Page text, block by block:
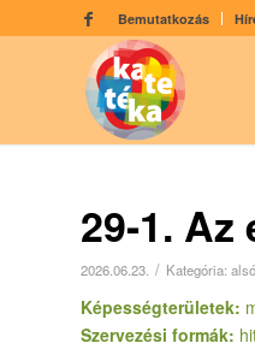
Bemutatkozás
29-1. Az
2026.06.23. / Kategória:
Képességterületek:
Szervezési formák: